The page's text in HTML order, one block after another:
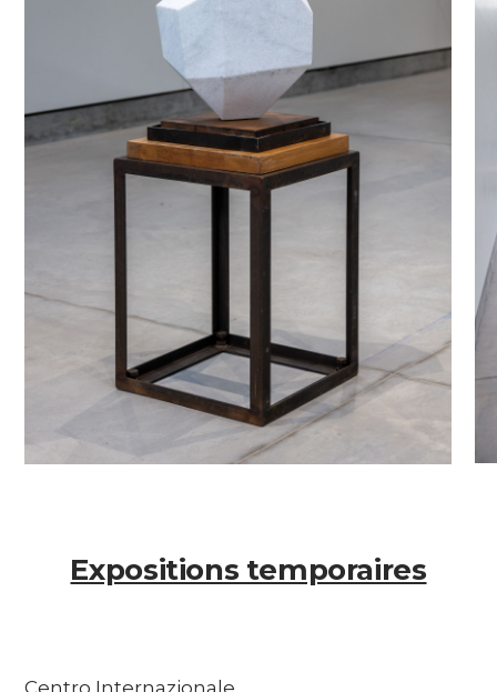
Expositions temporaires
Centro Internazionale